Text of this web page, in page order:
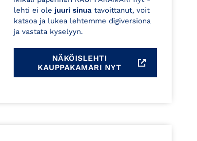
lehti ei olejuuri sinua tavoittanut, voit
katsoa ja lukea lehtemme digiversiona
ja vastata kyselyyn.
NÄKÖISLEHTI
KAUPPAKAMARI NYT